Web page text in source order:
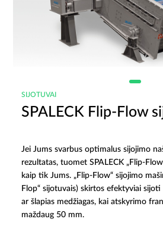
SIJOTUVAI
SPALECK Flip-Flow
Jei Jums svarbus optimalus sijojimo
rezultatas, tuomet SPALECK „Flip-
kaip tik Jums. „Flip-Flow“ sijojimo
Flop“ sijotuvais) skirtos efektyviai
ar šlapias medžiagas, kai atskyrimo
maždaug 50 mm.